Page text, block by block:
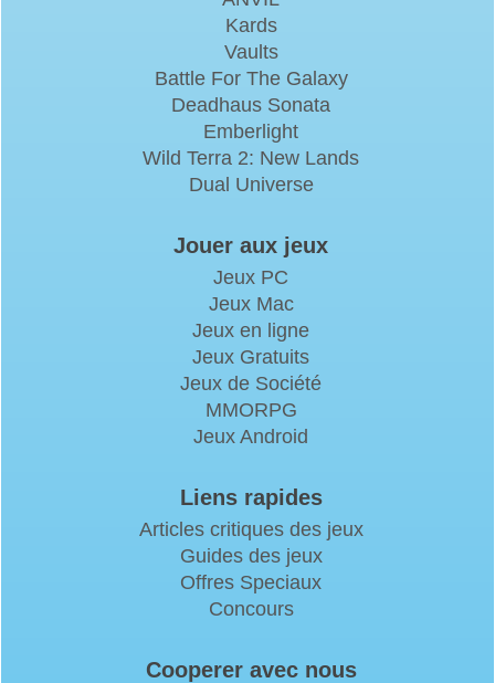
Kards
Vaults
Battle For The Galaxy
Deadhaus Sonata
Emberlight
Wild Terra 2: New Lands
Dual Universe
Jouer aux jeux
Jeux PC
Jeux Mac
Jeux en ligne
Jeux Gratuits
Jeux de Société
MMORPG
Jeux Android
Liens rapides
Articles critiques des jeux
Guides des jeux
Offres Speciaux
Concours
Cooperer avec nous